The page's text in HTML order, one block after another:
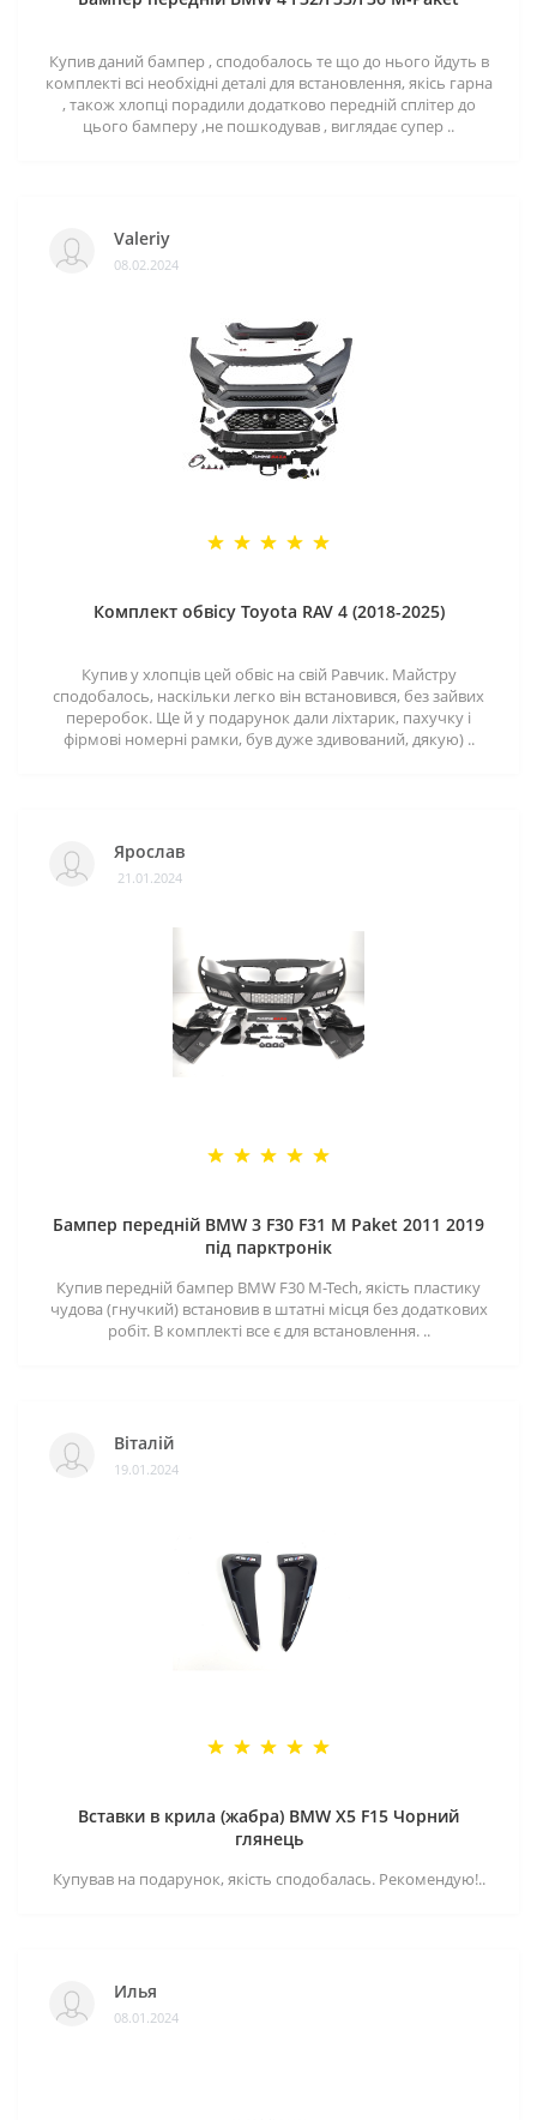
Купив даний бампер , сподобалось те що до нього йдуть в
комплекті всі необхідні деталі для встановлення, якісь гарна
, також хлопці порадили додатково передній сплітер до
цього бамперу ,не пошкодував , виглядає супер ..
Valeriy
08.02.2024
Комплект обвісу Toyota RAV 4 (2018-2025)
Купив у хлопців цей обвіс на свій Равчик. Майстру
сподобалось, наскільки легко він встановився, без зайвих
переробок. Ще й у подарунок дали ліхтарик, пахучку і
фірмові номерні рамки, був дуже здивований, дякую) ..
Ярослав
21.01.2024
Бампер передній BMW 3 F30 F31 M Paket 2011 2019
під парктронік
Купив передній бампер BMW F30 M-Tech, якість пластику
чудова (гнучкий) встановив в штатні місця без додаткових
робіт. В комплекті все є для встановлення. ..
Віталій
19.01.2024
Вставки в крила (жабра) BMW X5 F15 Чорний
глянець
Купував на подарунок, якість сподобалась. Рекомендую!..
Илья
08.01.2024